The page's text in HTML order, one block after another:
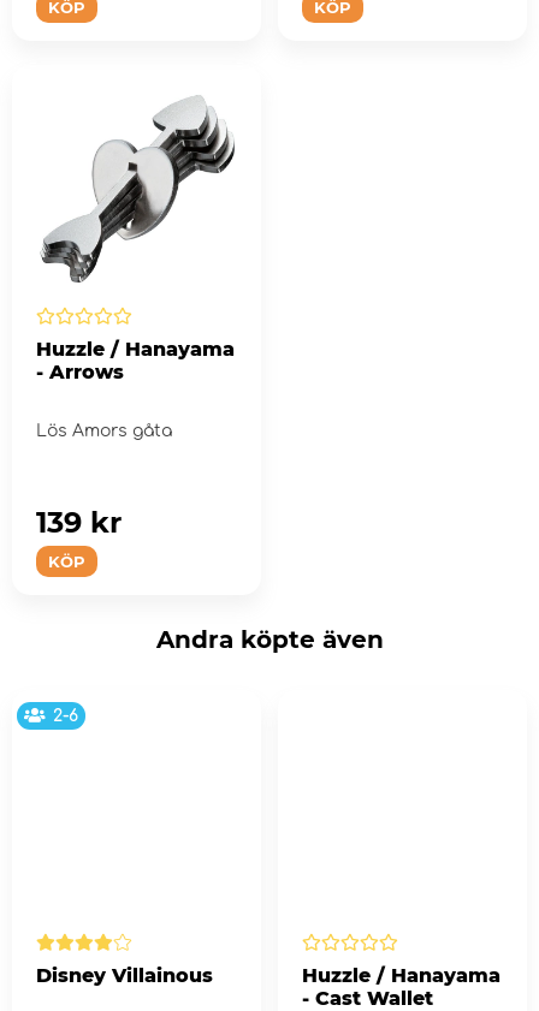
KÖP KÖP
Huzzle / Hanayama
- Arrows
Lös Amors gåta
KÖP
139 kr
Andra köpte även
2-6
Disney Villainous
Huzzle / Hanayama
- Cast Wallet